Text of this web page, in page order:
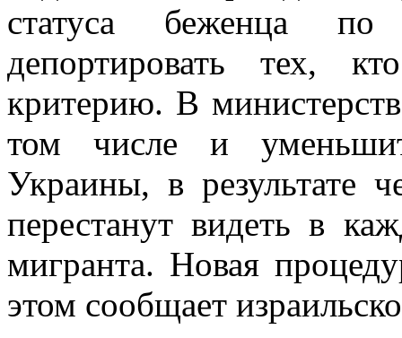
статуса беженца
депортировать тех,
критерию. В
том числе и
Украины, в результате
перестанут видеть в
мигранта. Новая
этом сообщает